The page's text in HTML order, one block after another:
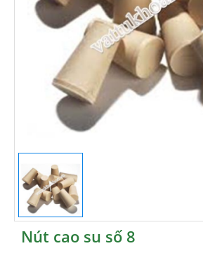
Nút cao su số 8